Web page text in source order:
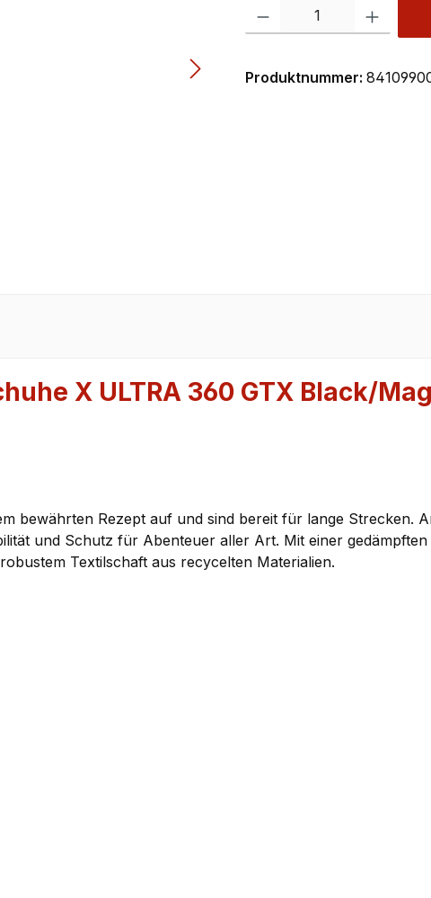
Produktnummer:
X ULTRA 360 GTX Black/
bewährten Rezept auf und sind bereit für lange Strecken.
und Schutz für Abenteuer aller Art. Mit einer
Textilschaft aus recycelten Materialien.